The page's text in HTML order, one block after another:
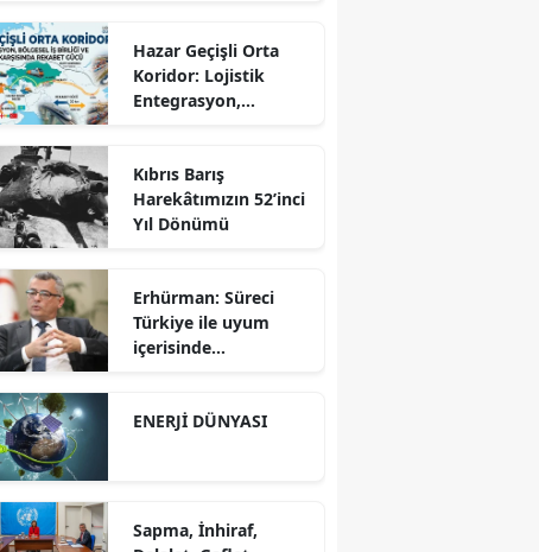
Hazar Geçişli Orta
Koridor: Lojistik
Entegrasyon,
Karşısında Rekabet
Gücü
Kıbrıs Barış
Harekâtımızın 52’inci
Yıl Dönümü
Erhürman: Süreci
Türkiye ile uyum
içerisinde
ENERJİ DÜNYASI
Sapma, İnhiraf,